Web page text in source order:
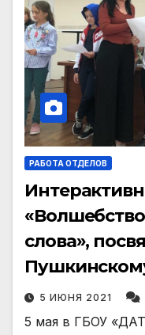
РАБОТА ОТДЕЛОВ
слова»,
5 ИЮНЯ 2021
5 мая в ГБОУ